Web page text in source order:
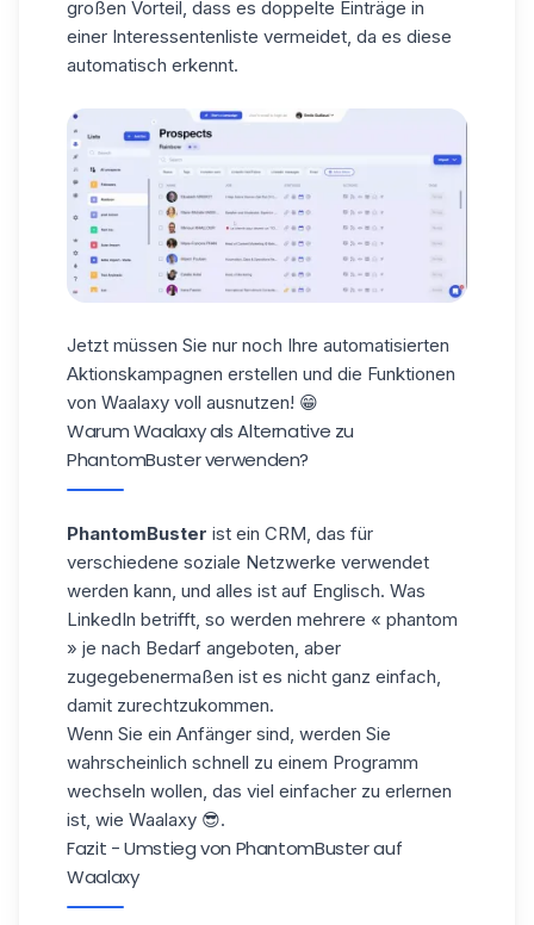
großen Vorteil, dass es doppelte Einträge in
einer Interessentenliste vermeidet, da es diese
automatisch erkennt.
Jetzt müssen Sie nur noch Ihre automatisierten
Aktionskampagnen erstellen und die Funktionen
von Waalaxy voll ausnutzen! 😁
Warum Waalaxy als Alternative zu
PhantomBuster verwenden?
PhantomBuster ist ein CRM, das für
verschiedene soziale Netzwerke verwendet
werden kann, und alles ist auf Englisch. Was
LinkedIn betrifft, so werden mehrere « phantom
» je nach Bedarf angeboten, aber
zugegebenermaßen ist es nicht ganz einfach,
damit zurechtzukommen.
Wenn Sie ein Anfänger sind, werden Sie
wahrscheinlich schnell zu einem Programm
wechseln wollen, das viel einfacher zu erlernen
ist, wie Waalaxy 😎.
Fazit - Umstieg von PhantomBuster auf
Waalaxy